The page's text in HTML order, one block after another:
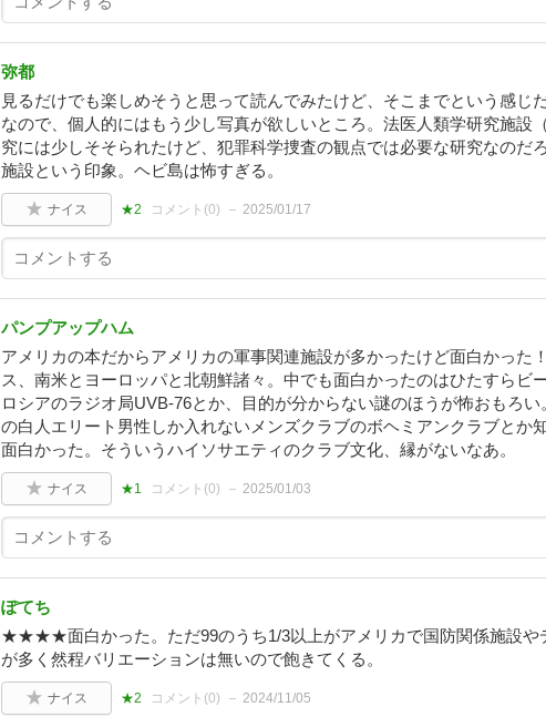
弥都
見るだけでも楽しめそうと思って読んでみたけど、そこまでという感じ
なので、個人的にはもう少し写真が欲しいところ。法医人類学研究施設
究には少しそそられたけど、犯罪科学捜査の観点では必要な研究なのだ
施設という印象。ヘビ島は怖すぎる。
ナイス ★2 コメント(0) 2025/01/17
パンプアップハム
アメリカの本だからアメリカの軍事関連施設が多かったけど面白かった
ス、南米とヨーロッパと北朝鮮諸々。中でも面白かったのはひたすらビ
ロシアのラジオ局UVB-76とか、目的が分からない謎のほうが怖おもろい
の白人エリート男性しか入れないメンズクラブのボヘミアンクラブとか
面白かった。そういうハイソサエティのクラブ文化、縁がないなあ。
ナイス ★1 コメント(0) 2025/01/03
ぽてち
★★★★面白かった。ただ99のうち1/3以上がアメリカで国防関係施設や
が多く然程バリエーションは無いので飽きてくる。
ナイス ★2 コメント(0) 2024/11/05